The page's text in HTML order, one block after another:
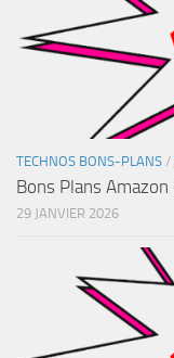
TECHNOS BONS-PLANS /
Bons Plans
29 JANVIER 2026